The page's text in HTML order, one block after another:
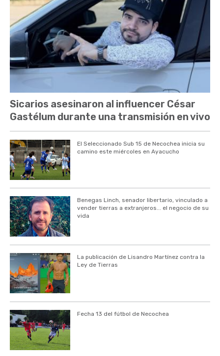
Sicarios asesinaron al influencer César
Gastélum durante una transmisión en vivo
El Seleccionado Sub 15 de Necochea inicia su
camino este miércoles en Ayacucho
Benegas Linch, senador libertario, vinculado a
vender tierras a extranjeros... el negocio de su
vida
La publicación de Lisandro Martínez contra la
Ley de Tierras
Fecha 13 del fútbol de Necochea